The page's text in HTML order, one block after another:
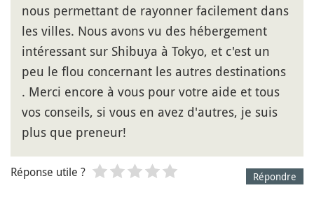
nous permettant de rayonner facilement dans
les villes. Nous avons vu des hébergement
intéressant sur Shibuya à Tokyo, et c'est un
peu le flou concernant les autres destinations
. Merci encore à vous pour votre aide et tous
vos conseils, si vous en avez d'autres, je suis
plus que preneur!
Répondre
Réponse utile ?